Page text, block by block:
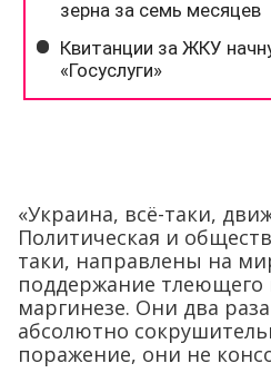
«Украина, всё-таки,
Политическая и
таки, направлены на
поддержание тлеющего
маргинезе. Они два
абсолютно
поражение, они не